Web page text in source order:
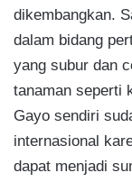
dikembangkan.
dalam bidang
yang subur dan
tanaman seperti
Gayo sendiri
internasional
dapat menjadi